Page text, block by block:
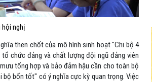
nghị
then chốt của mô hình sinh hoạt "Chi bộ 4
chức đảng và chất lượng đội ngũ đảng viên
tổng hợp và bảo đảm hậu cần cho toàn bộ
bộ bốn tốt" có ý nghĩa cực kỳ quan trọng. Việc